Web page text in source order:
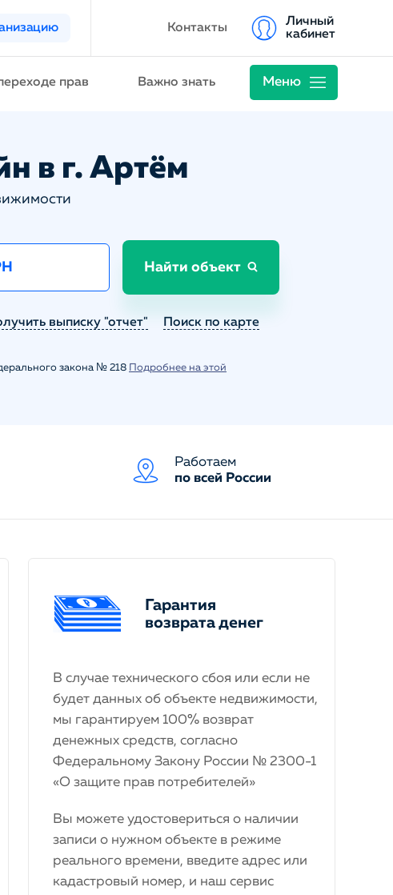
Контакты
Личный
кабинет
прав Важно знать Меню
в г. Артём
Найти объект
выписку "отчет" Поиск по карте
закона № 218 Подробнее на этой
Работаем
по всей России
Гарантия
возврата денег
В случае технического сбоя или если не
будет данных об объекте недвижимости,
мы гарантируем 100% возврат
денежных средств, согласно
Федеральному Закону России № 2300-1
«О защите прав потребителей»
Вы можете удостовериться о наличии
записи о нужном объекте в режиме
реального времени, введите адрес или
кадастровый номер, и наш сервис